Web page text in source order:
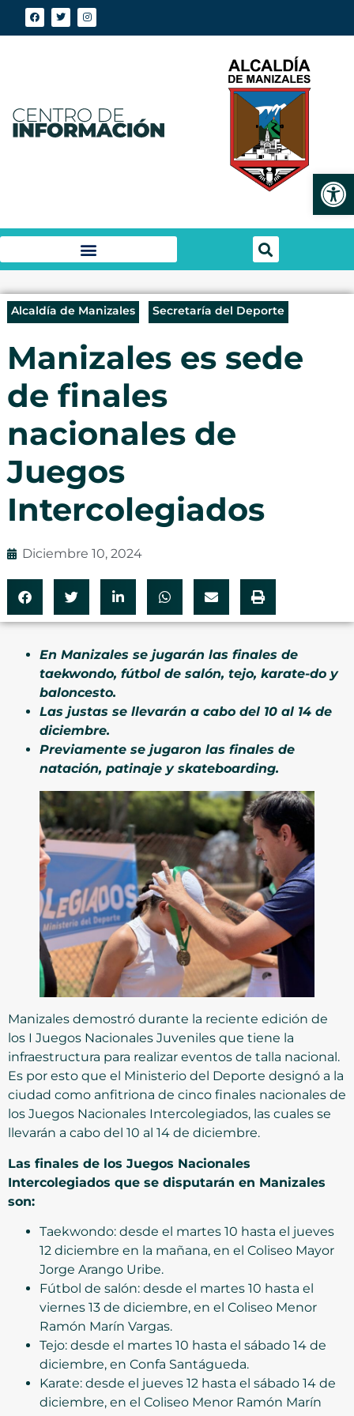
Alcaldía de Manizales Secretaría del Deporte
Manizales es sede
de finales
nacionales de
Juegos
Intercolegiados
Diciembre 10, 2024
En Manizales se jugarán las finales de
taekwondo, fútbol de salón, tejo, karate-do y
baloncesto.
Las justas se llevarán a cabo del 10 al 14 de
diciembre.
Previamente se jugaron las finales de
natación, patinaje y skateboarding.
Manizales demostró durante la reciente edición de
los I Juegos Nacionales Juveniles que tiene la
infraestructura para realizar eventos de talla nacional.
Es por esto que el Ministerio del Deporte designó a la
ciudad como anfitriona de cinco finales nacionales de
los Juegos Nacionales Intercolegiados, las cuales se
llevarán a cabo del 10 al 14 de diciembre.
Las finales de los Juegos Nacionales
Intercolegiados que se disputarán en Manizales
son:
Taekwondo: desde el martes 10 hasta el jueves
12 diciembre en la mañana, en el Coliseo Mayor
Jorge Arango Uribe.
Fútbol de salón: desde el martes 10 hasta el
viernes 13 de diciembre, en el Coliseo Menor
Ramón Marín Vargas.
Tejo: desde el martes 10 hasta el sábado 14 de
diciembre, en Confa Santágueda.
Karate: desde el jueves 12 hasta el sábado 14 de
diciembre, en el Coliseo Menor Ramón Marín